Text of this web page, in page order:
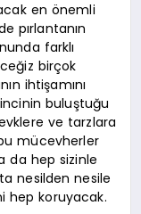
en önemli
pırlantanın
farklı
birçok
ihtişamını
buluştuğu
ve tarzlara
mücevherler
da hep sizinle
nesilden nesile
hep koruyacak.